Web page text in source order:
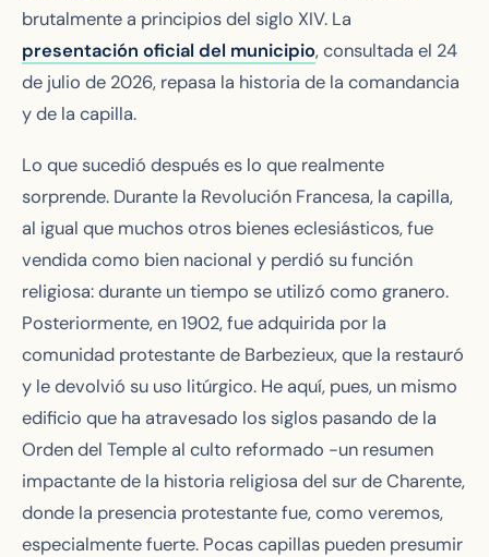
brutalmente a principios del siglo XIV. La
presentación oficial del municipio, consultada el 24
de julio de 2026, repasa la historia de la comandancia
y de la capilla.
Lo que sucedió después es lo que realmente
sorprende. Durante la Revolución Francesa, la capilla,
al igual que muchos otros bienes eclesiásticos, fue
vendida como bien nacional y perdió su función
religiosa: durante un tiempo se utilizó como granero.
Posteriormente, en 1902, fue adquirida por la
comunidad protestante de Barbezieux, que la restauró
y le devolvió su uso litúrgico. He aquí, pues, un mismo
edificio que ha atravesado los siglos pasando de la
Orden del Temple al culto reformado -un resumen
impactante de la historia religiosa del sur de Charente,
donde la presencia protestante fue, como veremos,
especialmente fuerte. Pocas capillas pueden presumir